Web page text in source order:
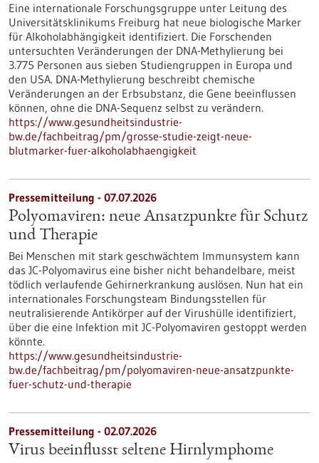
Eine internationale Forschungsgruppe unter Leitung des
Universitätsklinikums Freiburg hat neue biologische Marker
für Alkoholabhängigkeit identifiziert. Die Forschenden
untersuchten Veränderungen der DNA-Methylierung bei
3.775 Personen aus sieben Studiengruppen in Europa und
den USA. DNA-Methylierung beschreibt chemische
Veränderungen an der Erbsubstanz, die Gene beeinflussen
können, ohne die DNA-Sequenz selbst zu verändern.
https://www.gesundheitsindustrie-
bw.de/fachbeitrag/pm/grosse-studie-zeigt-neue-
blutmarker-fuer-alkoholabhaengigkeit
Pressemitteilung - 07.07.2026
Polyomaviren: neue Ansatzpunkte für Schutz
und Therapie
Bei Menschen mit stark geschwächtem Immunsystem kann
das JC-Polyomavirus eine bisher nicht behandelbare, meist
tödlich verlaufende Gehirnerkrankung auslösen. Nun hat ein
internationales Forschungsteam Bindungsstellen für
neutralisierende Antikörper auf der Virushülle identifiziert,
über die eine Infektion mit JC-Polyomaviren gestoppt werden
könnte.
https://www.gesundheitsindustrie-
bw.de/fachbeitrag/pm/polyomaviren-neue-ansatzpunkte-
fuer-schutz-und-therapie
Pressemitteilung - 02.07.2026
Virus beeinflusst seltene Hirnlymphome